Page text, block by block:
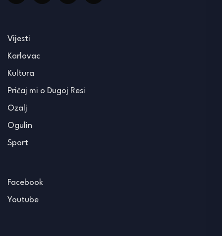
Vijesti
Karlovac
Kultura
Pričaj mi o Dugoj Resi
Ozalj
Ogulin
Sport
Facebook
Youtube